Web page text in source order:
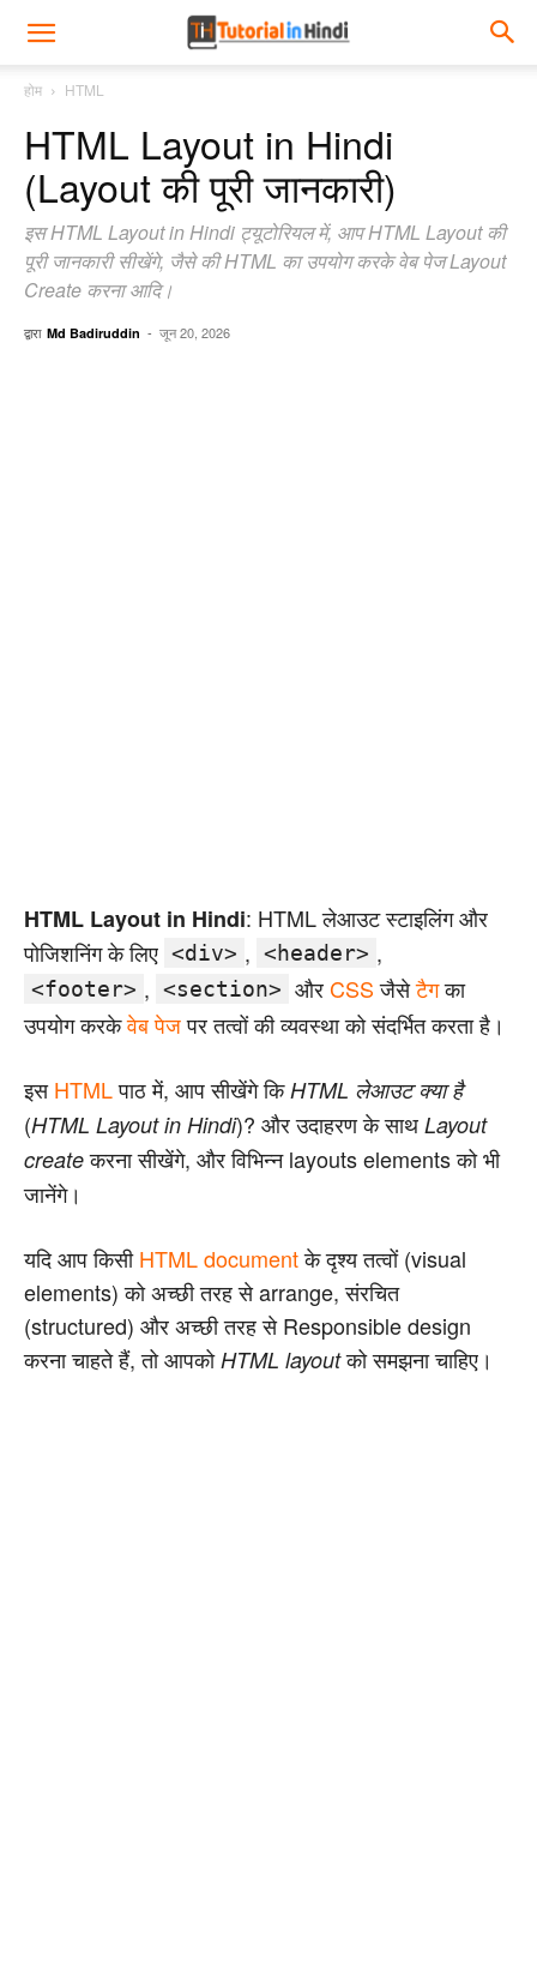
होम HTML
HTML Layout in Hindi
(Layout की पूरी जानकारी)
इस HTML Layout in Hindi ट्यूटोरियल में, आप HTML Layout की
पूरी जानकारी सीखेंगे, जैसे की HTML का उपयोग करके वेब पेज Layout
Create करना आदि।
द्वारा Md Badiruddin - जून 20, 2026
HTML Layout in Hindi: HTML लेआउट स्टाइलिंग और
पोजिशनिंग के लिए <div> , <header> ,
<footer> , <section> औरCSSजैसेटैगका
उपयोग करकेवेब पेजपर तत्वों की व्यवस्था को संदर्भित करता है।
इसHTMLपाठ में, आप सीखेंगे किHTML लेआउट क्या है
(HTML Layout in Hindi)? और उदाहरण के साथ Layout
createकरना सीखेंगे, और विभिन्न layouts elements को भी
जानेंगे।
यदि आप किसीHTML documentके दृश्य तत्वों (visual
elements) को अच्छी तरह से arrange, संरचित
(structured) और अच्छी तरह से Responsible design
करना चाहते हैं, तो आपकोHTML layoutको समझना चाहिए।